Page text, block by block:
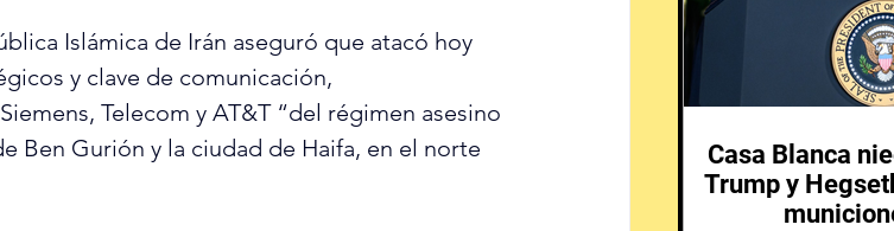
Islámica de Irán aseguró que atacó hoy
y clave de comunicación,
Telecom y AT&T “del régimen asesino
Ben Gurión y la ciudad de Haifa, en el norte
Casa Blanca
Trump y